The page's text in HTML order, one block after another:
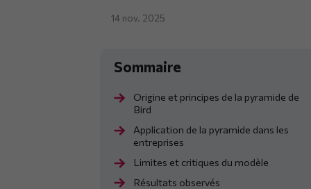
14 nov. 2025
Origine et principes de la pyramide de
Bird
Application de la pyramide dans les
entreprises
Limites et critiques du modèle
Résultats observés